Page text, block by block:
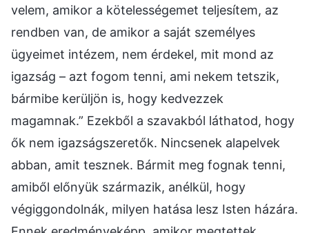
velem, amikor a kötelességemet teljesítem, az
rendben van, de amikor a saját személyes
ügyeimet intézem, nem érdekel, mit mond az
igazság – azt fogom tenni, ami nekem tetszik,
bármibe kerüljön is, hogy kedvezzek
magamnak.” Ezekből a szavakból láthatod, hogy
ők nem igazságszeretők. Nincsenek alapelvek
abban, amit tesznek. Bármit meg fognak tenni,
amiből előnyük származik, anélkül, hogy
végiggondolnák, milyen hatása lesz Isten házára.